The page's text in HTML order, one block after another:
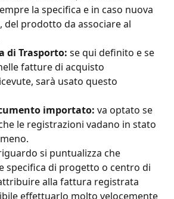
la specifica e in caso nuova
del prodotto da associare al
di Trasporto: se qui definito e se
fatture di acquisto
sarà usato questo
importato: va optato se
le registrazioni vadano in stato
si puntualizza che
specifica di progetto o centro di
alla fattura registrata
effettuarlo molto velocemente